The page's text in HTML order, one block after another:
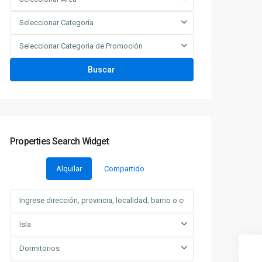
Seleccionar Categoría
Seleccionar Categoría de Promoción
Buscar
Properties Search Widget
Alquilar Compartido
Isla
Dormitorios